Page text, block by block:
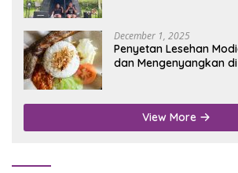
December 1, 2025
Penyetan Lesehan
dan Mengenyangkan
View More